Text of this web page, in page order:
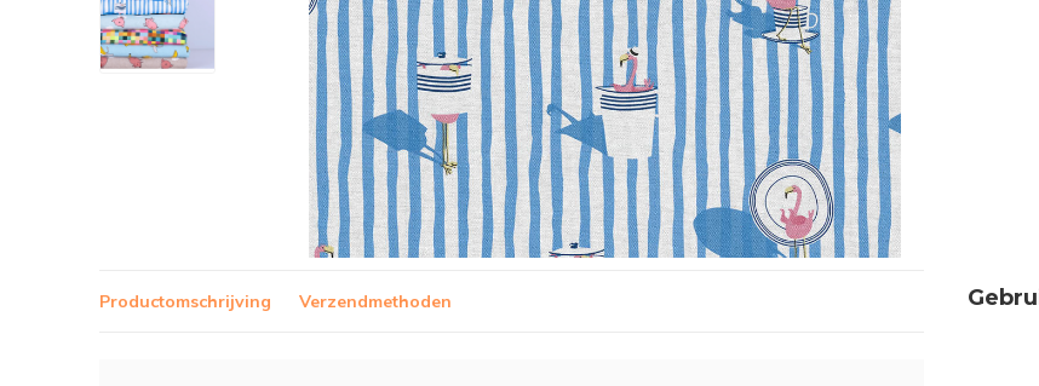
Productomschrijving Verzendmethoden